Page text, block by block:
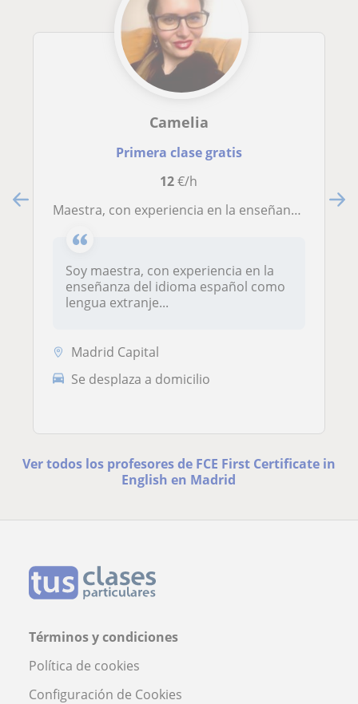
Camelia
Primera clase gratis
12€/h
Maestra, con experiencia en la enseñanza de idiomas: español como lengua extranjera y Inglés
Soy maestra, con experiencia en la
enseñanza del idioma español como
lengua extranje...
Madrid Capital
Se desplaza a domicilio
Ver todos los profesores de FCE First Certificate in
English en Madrid
Términos y condiciones
Política de cookies
Configuración de Cookies